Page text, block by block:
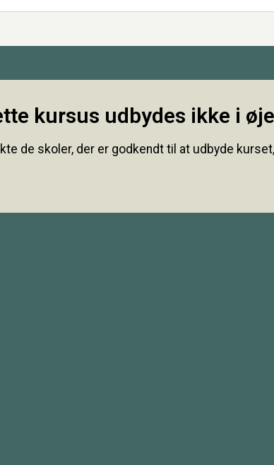
kursus udbydes ikke i
de skoler, der er godkendt til at udbyde